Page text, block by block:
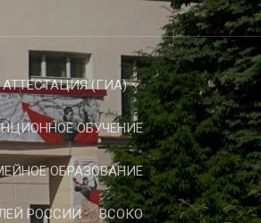
(ГИА)
ОБУЧЕНИЕ
ОБРАЗОВАНИЕ
РОССИИ ВСОКО